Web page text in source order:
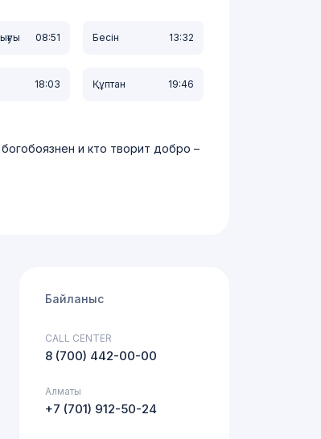
08:51 Бесін 13:32
18:03 Құптан 19:46
и кто творит добро –
Байланыс
CALL CENTER
8 (700) 442-00-00
Алматы
+7 (701) 912-50-24